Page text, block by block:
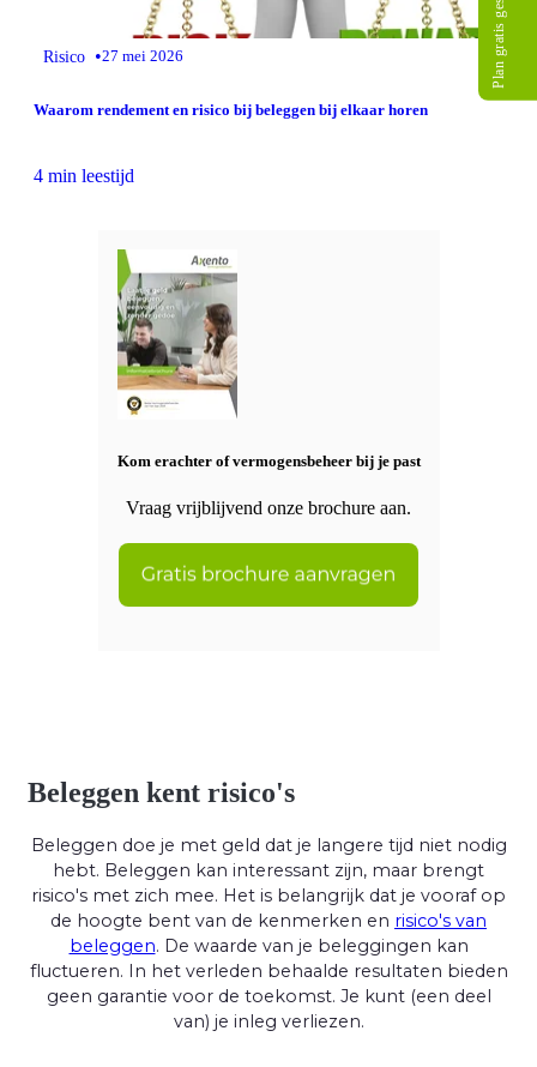
Risico •27 mei 2026
Waarom rendement en risico bij beleggen bij elkaar horen
4 min leestijd
Kom erachter of vermogensbeheer bij je past
Vraag vrijblijvend onze brochure aan.
Beleggen kent risico's
Beleggen doe je met geld dat je langere tijd niet nodig
hebt. Beleggen kan interessant zijn, maar brengt
risico's met zich mee. Het is belangrijk dat je vooraf op
de hoogte bent van de kenmerken en risico's van
beleggen. De waarde van je beleggingen kan
fluctueren. In het verleden behaalde resultaten bieden
geen garantie voor de toekomst. Je kunt (een deel
van) je inleg verliezen.
Plan gratis gesprek